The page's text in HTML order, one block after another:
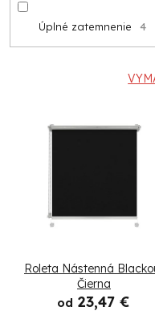
Úplné zatemnenie 4
Roleta Nástenná
Čierna
od 23,47 €